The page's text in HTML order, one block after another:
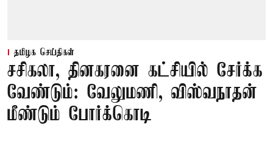
தமிழக செய்திகள்
சசிகலா, தினகரனை கட்சியில் சேர்க்க
வேண்டும்: வேலுமணி, விஸ்வநாதன்
மீண்டும் போர்க்கொடி